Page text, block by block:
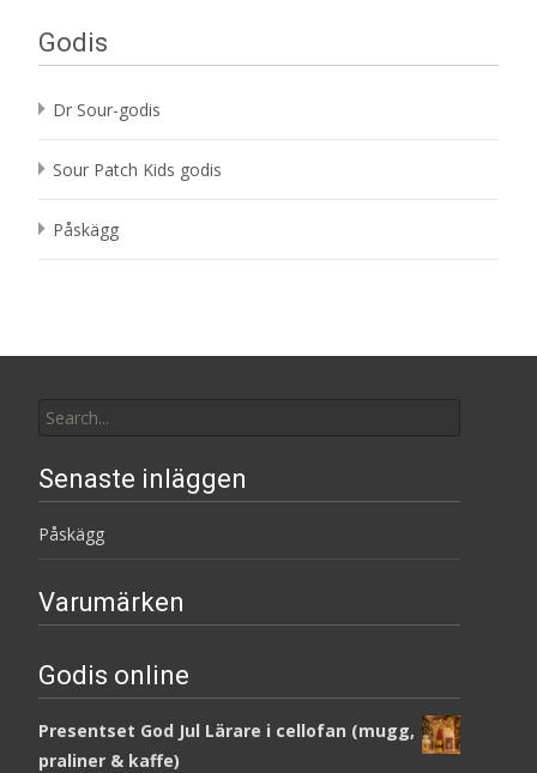
Godis
Dr Sour-godis
Sour Patch Kids godis
Påskägg
for:
Senaste inläggen
Påskägg
Varumärken
Godis online
Presentset God Jul Lärare i cellofan (mugg,
praliner & kaffe)